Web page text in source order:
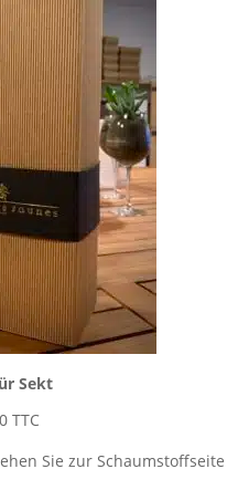
Sekt
TTC
Sie zur Schaumstoffseite